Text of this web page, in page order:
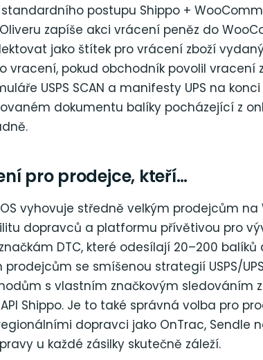
postupu Shippo +
zapíše akci vrácení peněz do
jako štítek pro vrácení zboží
vracení, pokud obchodník povolil vracení
USPS SCAN a manifesty UPS na
dokumentu balíky pocházející z
pro prodejce, kteří…
vyhovuje středně velkým prodejcům
dopravců a platformu přívětivou pro
DTC, které odesílají 20–200 balíků
se smíšenou strategií USPS/
s vlastním značkovým sledováním
Shippo. Je to také správná volba pro
dopravci jako OnTrac, Sendle
u každé zásilky skutečně záleží.